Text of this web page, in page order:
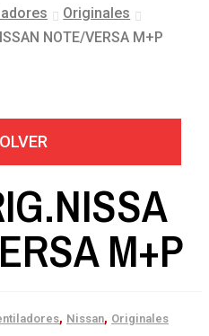
Originales
NOTE/VERSA M+P
M+P
, Nissan, Originales